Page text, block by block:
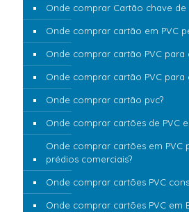
Onde comprar Cartão chave de
Onde comprar cartão em PVC
Onde comprar cartão PVC para
Onde comprar cartão PVC para
Onde comprar cartão pvc?
Onde comprar cartões de PVC
Onde comprar cartões em PVC
prédios comerciais?
Onde comprar cartões PVC
Onde comprar cartões PVC em